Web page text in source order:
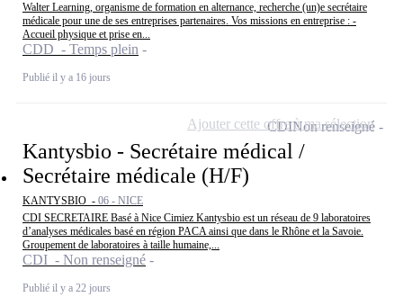
Walter Learning, organisme de formation en alternance, recherche (un)e secrétaire
médicale pour une de ses entreprises partenaires. Vos missions en entreprise : -
Accueil physique et prise en...
CDD - Temps plein
Publié il y a 16 jours
Kantysbio - Secrétaire médical /
Secrétaire médicale (H/F)
KANTYSBIO - 06 - NICE
CDI SECRETAIRE Basé à Nice Cimiez Kantysbio est un réseau de 9 laboratoires
d’analyses médicales basé en région PACA ainsi que dans le Rhône et la Savoie.
Groupement de laboratoires à taille humaine,...
CDI - Non renseigné
Publié il y a 22 jours
CDINon renseigné
Ajouter cette offre à ma sélection